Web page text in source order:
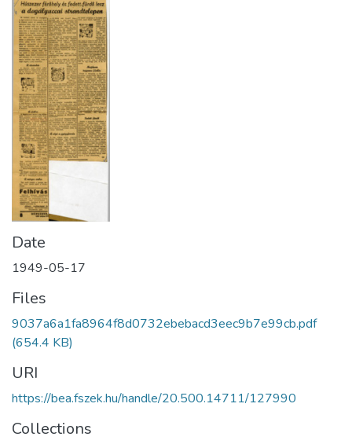
Date
1949-05-17
Files
9037a6a1fa8964f8d0732ebebacd3eec9b7e99cb.pdf
(654.4 KB)
URI
https://bea.fszek.hu/handle/20.500.14711/127990
Collections